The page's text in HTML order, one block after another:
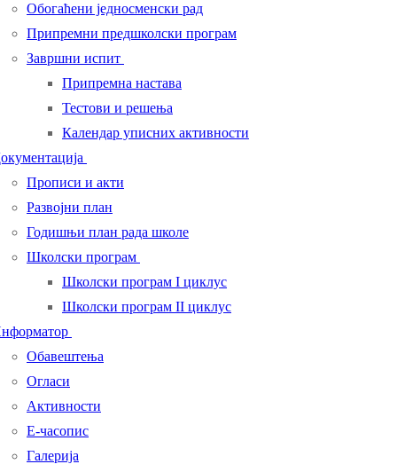
Обогаћени једносменски рад
Припремни предшколски програм
Завршни испит
Припремна настава
Тестови и решења
Календар уписних активности
Прописи и акти
Развојни план
Годишњи план рада школе
Школски програм
Школски програм I циклус
Школски програм II циклус
Обавештења
Огласи
Активности
Е-часопис
Галерија